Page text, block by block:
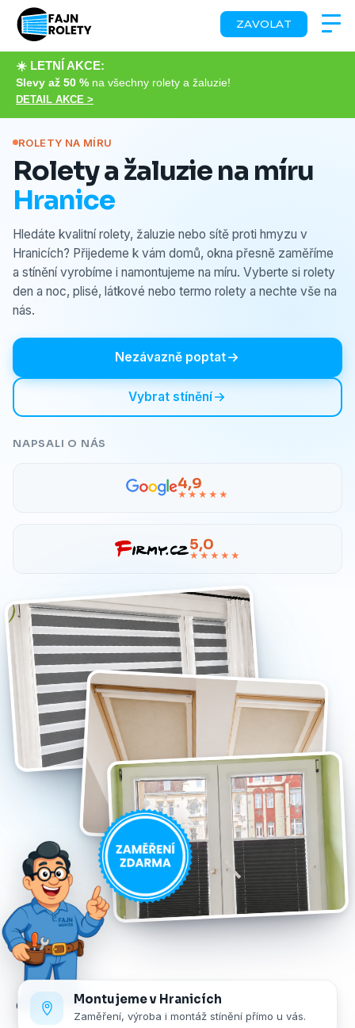
☀️ LETNÍ AKCE:
Slevy až 50 % na všechny rolety a žaluzie!
DETAIL AKCE >
ZAVOLAT
ROLETY NA MÍRU
Rolety a žaluzie na míru
Hranice
Hledáte kvalitní rolety, žaluzie nebo sítě proti hmyzu v
Hranicích? Přijedeme k vám domů, okna přesně zaměříme
a stínění vyrobíme i namontujeme na míru. Vyberte si rolety
den a noc, plisé, látkové nebo termo rolety a nechte vše na
nás.
Nezávazně poptat
Vybrat stínění
NAPSALI O NÁS
4,9
★★★★★
5,0
★★★★★
Montujeme v Hranicích
Zaměření, výroba i montáž stínění přímo u vás.